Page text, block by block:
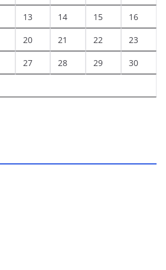
13 14 15 16
20 21 22 23
27 28 29 30